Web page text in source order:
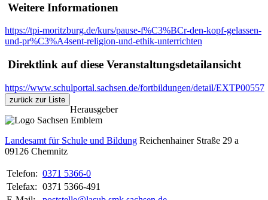
Weitere Informationen
https://tpi-moritzburg.de/kurs/pause-f%C3%BCr-den-kopf-gelassen-
und-pr%C3%A4sent-religion-und-ethik-unterrichten
Direktlink auf diese Veranstaltungsdetailansicht
https://www.schulportal.sachsen.de/fortbildungen/detail/EXTP00557
zurück zur Liste
Herausgeber
Landesamt für Schule und Bildung Reichenhainer Straße 29 a
09126 Chemnitz
Telefon: 0371 5366-0
Telefax: 0371 5366-491